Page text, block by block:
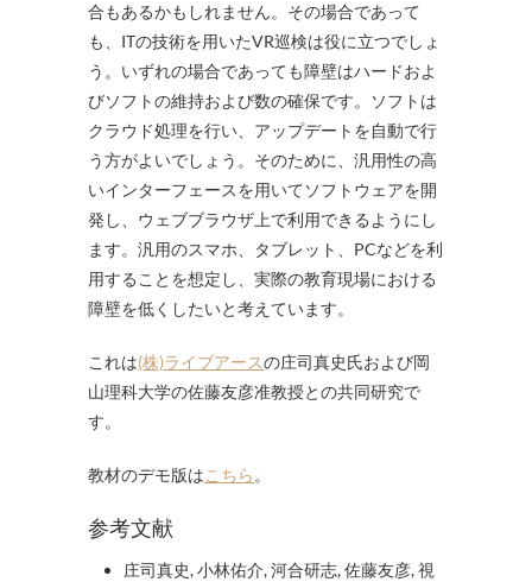
合もあるかもしれません。その場合であって
も、ITの技術を用いたVR巡検は役に立つでしょ
う。いずれの場合であっても障壁はハードおよ
びソフトの維持および数の確保です。ソフトは
クラウド処理を行い、アップデートを自動で行
う方がよいでしょう。そのために、汎用性の高
いインターフェースを用いてソフトウェアを開
発し、ウェブブラウザ上で利用できるようにし
ます。汎用のスマホ、タブレット、PCなどを利
用することを想定し、実際の教育現場における
障壁を低くしたいと考えています。
これは(株)ライブアースの庄司真史氏および岡
山理科大学の佐藤友彦准教授との共同研究で
す。
教材のデモ版はこちら 。
参考文献
庄司真史, 小林佑介, 河合研志, 佐藤友彦, 視